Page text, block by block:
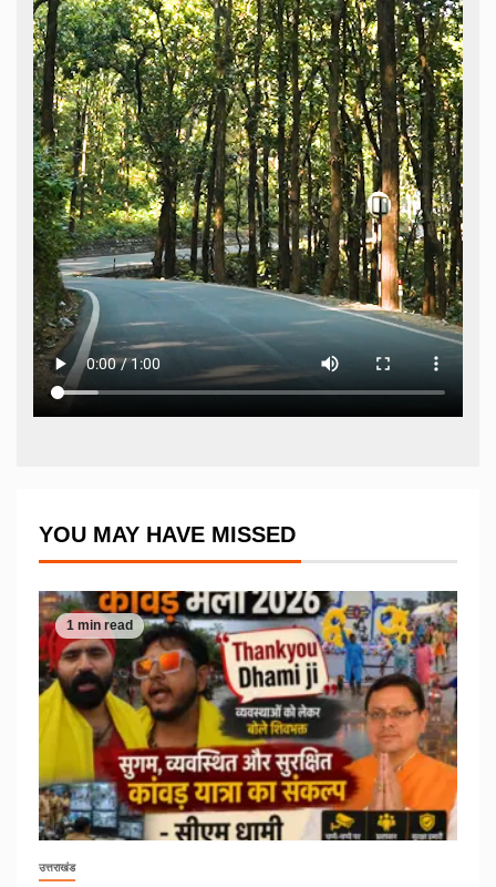
YOU MAY HAVE MISSED
1 min read
उत्तराखंड